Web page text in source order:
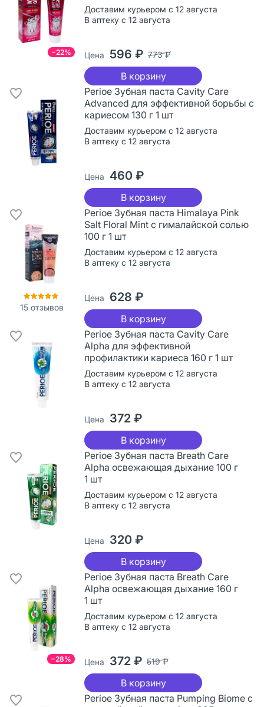
−22%
Доставим курьером с 12 августа
В аптеку с 12 августа
Цена 596 ₽ 773 ₽
В корзину
Perioe Зубная паста Cavity Care
Advanced для эффективной борьбы с
кариесом 130 г 1 шт
Доставим курьером с 12 августа
В аптеку с 12 августа
Цена 460 ₽
В корзину
15 отзывов
Perioe Зубная паста Himalaya Pink
Salt Floral Mint с гималайской солью
100 г 1 шт
Доставим курьером с 12 августа
В аптеку с 12 августа
Цена 628 ₽
В корзину
Perioe Зубная паста Cavity Care
Alpha для эффективной
профилактики кариеса 160 г 1 шт
Доставим курьером с 12 августа
В аптеку с 12 августа
Цена 372 ₽
В корзину
Perioe Зубная паста Breath Care
Alpha освежающая дыхание 100 г
1 шт
Доставим курьером с 12 августа
В аптеку с 12 августа
Цена 320 ₽
В корзину
−28%
Perioe Зубная паста Breath Care
Alpha освежающая дыхание 160 г
1 шт
Доставим курьером с 12 августа
В аптеку с 12 августа
Цена 372 ₽ 519 ₽
В корзину
Perioe Зубная паста Pumping Biome с